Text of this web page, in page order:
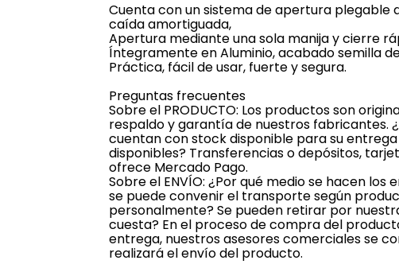
Cuenta con un sistema de apertura plegable
caída amortiguada,
Apertura mediante una sola manija y cierre
Íntegramente en Aluminio, acabado semilla
Práctica, fácil de usar, fuerte y segura.
Preguntas frecuentes
Sobre el PRODUCTO: Los productos son
respaldo y garantía de nuestros fabricantes.
cuentan con stock disponible para su
disponibles? Transferencias o depósitos,
ofrece Mercado Pago.
Sobre el ENVÍO: ¿Por qué medio se hacen
se puede convenir el transporte según
personalmente? Se pueden retirar por
cuesta? En el proceso de compra del
entrega, nuestros asesores comerciales se
realizará el envío del producto.